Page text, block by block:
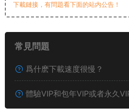
下載鏈接，有問題看下面的站内公告！
常見問題
爲什麽下載速度很慢？
體驗VIP和包年VIP或者永久